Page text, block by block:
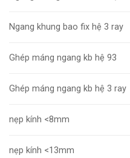
Ngang khung bao fix hệ 3 ray
Ghép máng ngang kb hệ 93
Ghép máng ngang kb hệ 3 ray
nẹp kính <8mm
nẹp kính <13mm